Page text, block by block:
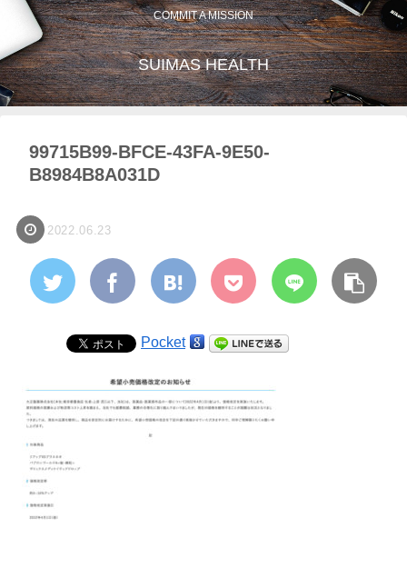
COMMIT A MISSION
SUIMAS HEALTH
99715B99-BFCE-43FA-9E50-
B8984B8A031D
2022.06.23
Pocket